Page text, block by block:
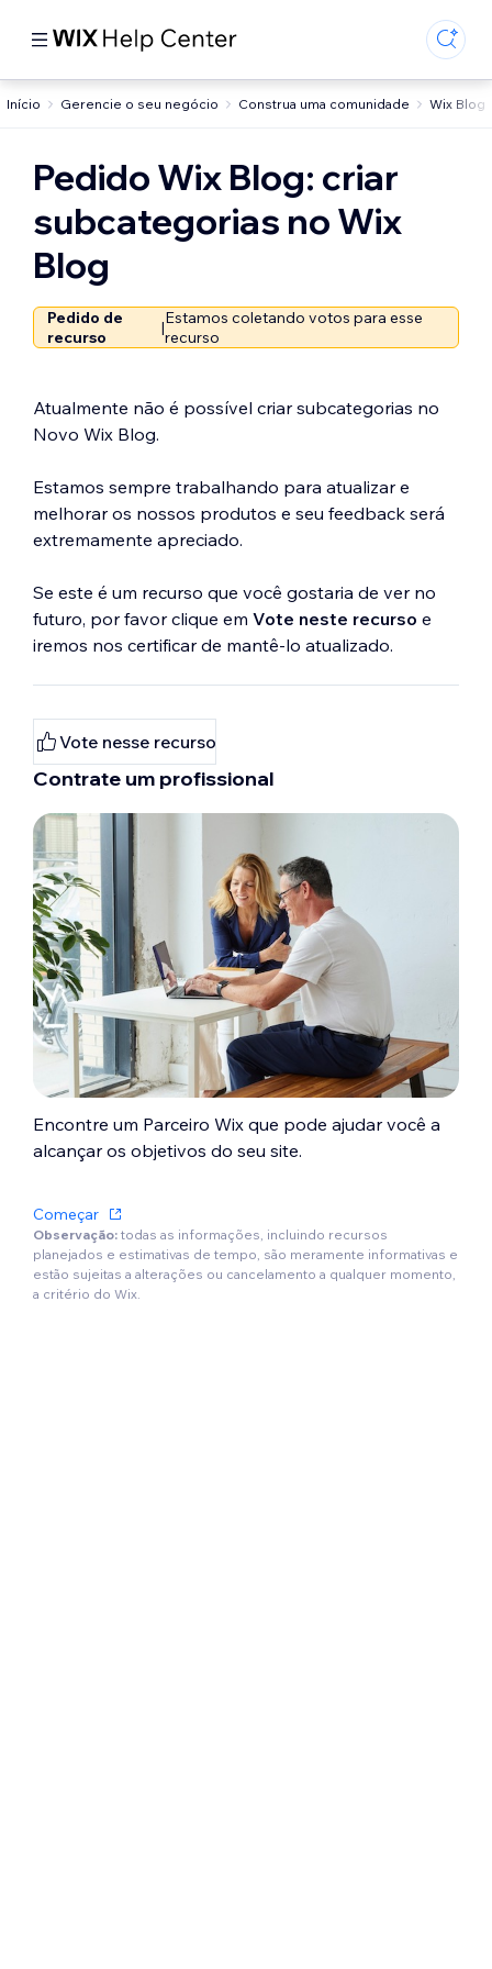
Início Gerencie o seu negócio Construa uma comunidade Wix Blog
Pedido Wix Blog: criar
subcategorias no Wix
Blog
Pedido de
recurso
|Estamos coletando votos para esse
recurso
Atualmente não é possível criar subcategorias no
Novo Wix Blog.
Estamos sempre trabalhando para atualizar e
melhorar os nossos produtos e seu feedback será
extremamente apreciado.
Se este é um recurso que você gostaria de ver no
futuro, por favor clique em Vote neste recurso e
iremos nos certificar de mantê-lo atualizado.
Vote nesse recurso
Contrate um profissional
Encontre um Parceiro Wix que pode ajudar você a
alcançar os objetivos do seu site.
Começar
Observação: todas as informações, incluindo recursos
planejados e estimativas de tempo, são meramente informativas e
estão sujeitas a alterações ou cancelamento a qualquer momento,
a critério do Wix.